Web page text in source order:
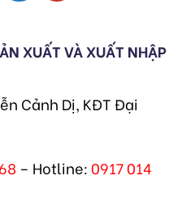
XUẤT VÀ XUẤT NHẬP
Cảnh Dị, KĐT Đại
– Hotline: 0917 014